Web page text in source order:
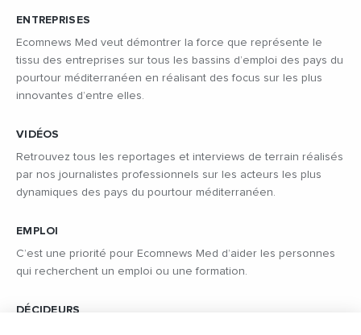
ENTREPRISES
Ecomnews Med veut démontrer la force que représente le
tissu des entreprises sur tous les bassins d’emploi des pays du
pourtour méditerranéen en réalisant des focus sur les plus
innovantes d’entre elles.
VIDÉOS
Retrouvez tous les reportages et interviews de terrain réalisés
par nos journalistes professionnels sur les acteurs les plus
dynamiques des pays du pourtour méditerranéen.
EMPLOI
C’est une priorité pour Ecomnews Med d’aider les personnes
qui recherchent un emploi ou une formation.
DÉCIDEURS